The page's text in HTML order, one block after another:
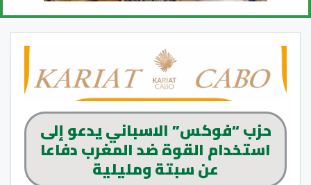
حزب “فوكس” الاسباني يدعو إلى
استخدام القوة ضد المغرب دفاعا
عن سبتة ومليلية